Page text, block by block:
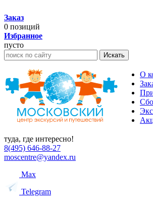
Заказ
0 позиций
Избранное
пусто
Искать
О
туда, где интересно!
8(495) 646-88-27
moscentre@yandex.ru
Max
Telegram